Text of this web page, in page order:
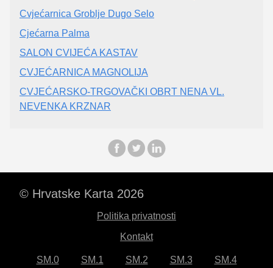
Cvjećarnica Groblje Dugo Selo
Cjećarna Palma
SALON CVIJEĆA KASTAV
CVJEĆARNICA MAGNOLIJA
CVJEĆARSKO-TRGOVAČKI OBRT NENA VL.
NEVENKA KRZNAR
© Hrvatske Karta 2026
Politika privatnosti
Kontakt
SM.0 SM.1 SM.2 SM.3 SM.4